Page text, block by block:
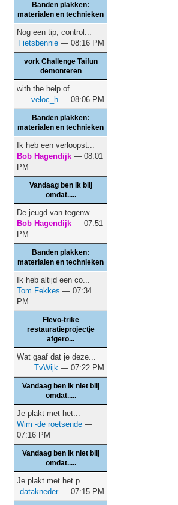
Banden plakken:
materialen en technieken
Nog een tip, control...
Fietsbennie — 08:16 PM
vork Challenge Taifun
demonteren
with the help of...
veloc_h — 08:06 PM
Banden plakken:
materialen en technieken
Ik heb een verloopst...
Bob Hagendijk — 08:01
PM
Vandaag ben ik blij
omdat.....
De jeugd van tegenw...
Bob Hagendijk — 07:51
PM
Banden plakken:
materialen en technieken
Ik heb altijd een co...
Tom Fekkes — 07:34
PM
Flevo-trike
restauratieprojectje
afgero...
Wat gaaf dat je deze...
TvWijk — 07:22 PM
Vandaag ben ik niet blij
omdat.....
Je plakt met het...
Wim -de roetsende —
07:16 PM
Vandaag ben ik niet blij
omdat.....
Je plakt met het p...
datakneder— 07:15 PM